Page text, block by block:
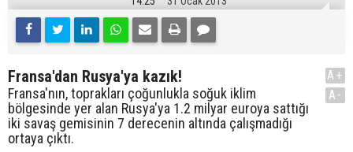
Fransa'dan Rusya'ya kazık!
Fransa'nın, toprakları çoğunlukla soğuk iklim
bölgesinde yer alan Rusya'ya 1.2 milyar euroya sattığı
iki savaş gemisinin 7 derecenin altında çalışmadığı
ortaya çıktı.
A+
A-